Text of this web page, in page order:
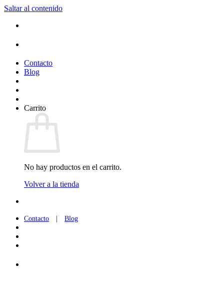
Saltar al contenido
Contacto
Blog
Carrito
No hay productos en el carrito.
Volver a la tienda
Contacto Blog